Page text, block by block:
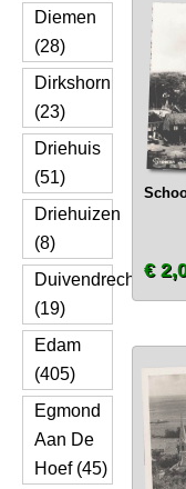
Diemen
(28)
Dirkshorn
(23)
Driehuis
(51)
Driehuizen
(8)
Duivendrecht
(19)
Edam
(405)
Egmond
Aan De
Hoef (45)
€